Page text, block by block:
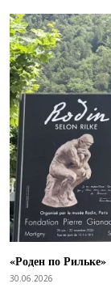
«Роден по Рильке»
30.06.2026